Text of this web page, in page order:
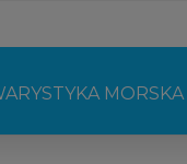
MORSKA